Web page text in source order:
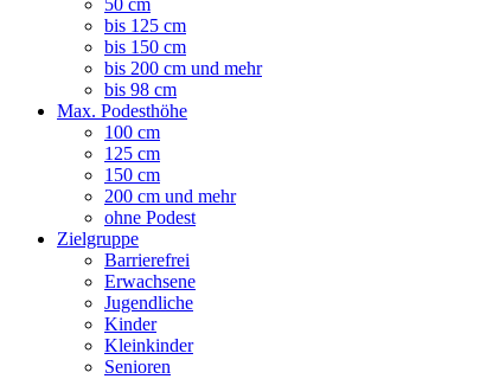
50 cm
bis 125 cm
bis 150 cm
bis 200 cm und mehr
bis 98 cm
Max. Podesthöhe
100 cm
125 cm
150 cm
200 cm und mehr
ohne Podest
Zielgruppe
Barrierefrei
Erwachsene
Jugendliche
Kinder
Kleinkinder
Senioren